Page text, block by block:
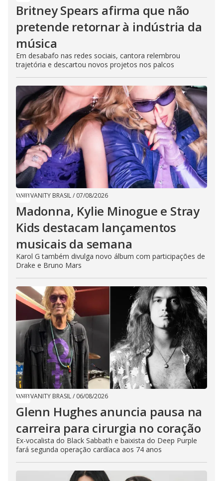
Britney Spears afirma que não
pretende retornar à indústria da
música
Em desabafo nas redes sociais, cantora relembrou
trajetória e descartou novos projetos nos palcos
VANITY BRASIL/ 07/08/2026
Madonna, Kylie Minogue e Stray
Kids destacam lançamentos
musicais da semana
Karol G também divulga novo álbum com participações de
Drake e Bruno Mars
VANITY BRASIL/ 06/08/2026
Glenn Hughes anuncia pausa na
carreira para cirurgia no coração
Ex-vocalista do Black Sabbath e baixista do Deep Purple
fará segunda operação cardíaca aos 74 anos